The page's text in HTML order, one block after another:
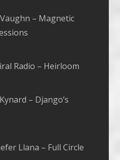
– Magnetic
Radio – Heirloom
– Django’s
Llana – Full Circle